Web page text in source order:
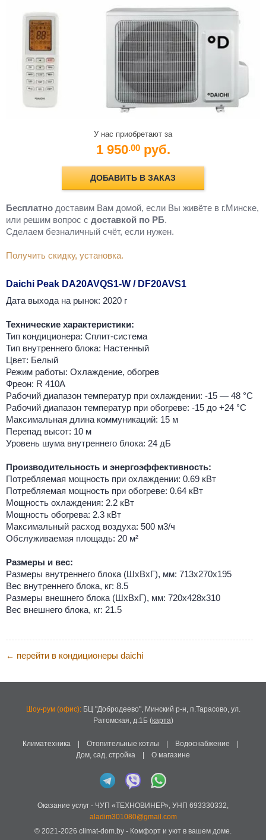
У нас приобретают за
1 950.00 руб.
ДОБАВИТЬ В ЗАКАЗ
Бесплатно доставим Вам домой, если Вы живёте в г.Минске,
или решим вопрос с доставкой по РБ.
Cделаем безналичный счёт, если нужен.
Получить скидку, установка.
Daichi Peak DA20AVQS1-W / DF20AVS1
Дата выхода на рынок: 2020 г
Технические характеристики:
Тип кондиционера: Сплит-система
Тип внутреннего блока: Настенный
Цвет: Белый
Режим работы: Охлаждение, обогрев
Фреон: R 410A
Рабочий диапазон температур при охлаждении: -15 — 48 °C
Рабочий диапазон температур при обогреве: -15 до +24 °C
Максимальная длина коммуникаций: 15 м
Перепад высот: 10 м
Уровень шума внутреннего блока: 24 дБ
Производительность и энергоэффективность:
Потребляемая мощность при охлаждении: 0.69 кВт
Потребляемая мощность при обогреве: 0.64 кВт
Мощность охлаждения: 2.2 кВт
Мощность обогрева: 2.3 кВт
Максимальный расход воздуха: 500 м3/ч
Обслуживаемая площадь: 20 м²
Размеры и вес:
Размеры внутреннего блока (ШхВхГ), мм: 713х270х195
Вес внутреннего блока, кг: 8.5
Размеры внешнего блока (ШхВхГ), мм: 720х428х310
Вес внешнего блока, кг: 21.5
← перейти в кондиционеры daichi
Шоу-рум (офис):БЦ "Добродеево", Минский р-н, п.Тарасово, ул.
Ратомская, д.1Б(карта)
Климатехника| Отопительные котлы Водоснабжение
Дом, сад, стройка
О магазине
Оказание услуг - ЧУП «ТЕХНОВИНЕР», УНП 693330332,
aladim301080@gmail.com
© 2021-2026 climat-dom.by - Комфорт и уют в вашем доме.